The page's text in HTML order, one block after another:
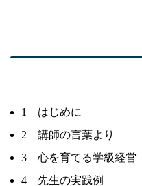
1 はじめに
2 講師の言葉より
3 心を育てる学級経営
4 先生の実践例